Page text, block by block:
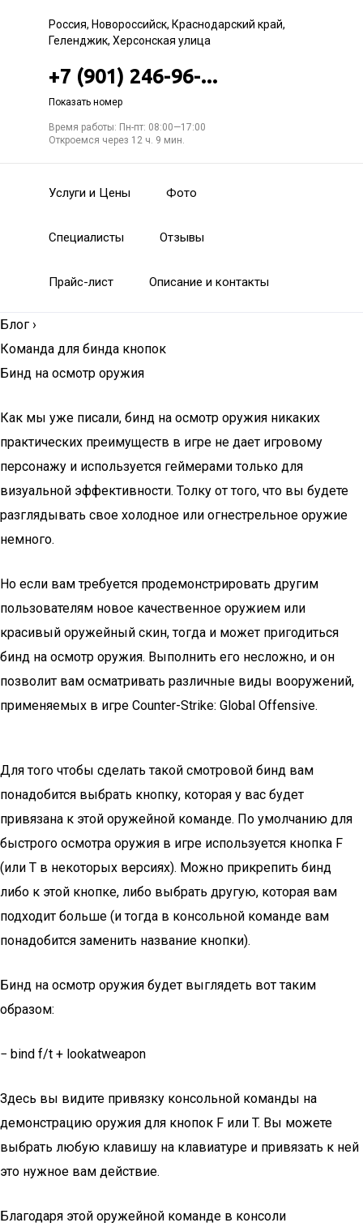
Россия, Новороссийск, Краснодарский край,
Геленджик, Херсонская улица
+7 (901) 246-96-...
Показать номер
Время работы: Пн-пт: 08:00—17:00
Откроемся через 12 ч. 9 мин.
Услуги и Цены Фото
Специалисты Отзывы
Прайс-лист Описание и контакты
Блог ›
Команда для бинда кнопок
Бинд на осмотр оружия
Как мы уже писали, бинд на осмотр оружия никаких
практических преимуществ в игре не дает игровому
персонажу и используется геймерами только для
визуальной эффективности. Толку от того, что вы будете
разглядывать свое холодное или огнестрельное оружие
немного.
Но если вам требуется продемонстрировать другим
пользователям новое качественное оружием или
красивый оружейный скин, тогда и может пригодиться
бинд на осмотр оружия. Выполнить его несложно, и он
позволит вам осматривать различные виды вооружений,
применяемых в игре Counter-Strike: Global Offensive.
Для того чтобы сделать такой смотровой бинд вам
понадобится выбрать кнопку, которая у вас будет
привязана к этой оружейной команде. По умолчанию для
быстрого осмотра оружия в игре используется кнопка F
(или T в некоторых версиях). Можно прикрепить бинд
либо к этой кнопке, либо выбрать другую, которая вам
подходит больше (и тогда в консольной команде вам
понадобится заменить название кнопки).
Бинд на осмотр оружия будет выглядеть вот таким
образом:
− bind f/t + lookatweapon
Здесь вы видите привязку консольной команды на
демонстрацию оружия для кнопок F или T. Вы можете
выбрать любую клавишу на клавиатуре и привязать к ней
это нужное вам действие.
Благодаря этой оружейной команде в консоли